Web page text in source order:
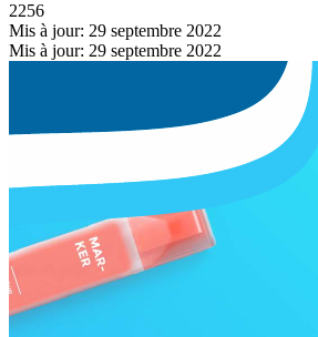
2256
Mis à jour: 29 septembre 2022
Mis à jour: 29 septembre 2022